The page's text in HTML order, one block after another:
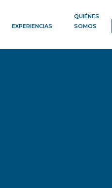
EXPERIENCIAS
QUIÉNES
SOMOS